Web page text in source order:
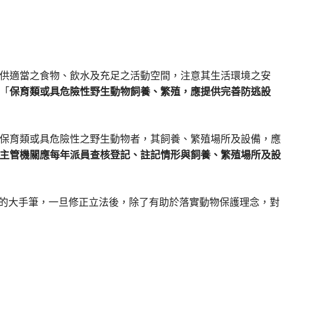
適當之食物、飲水及充足之活動空間，注意其生活環境之安
保育類或具危險性野生動物飼養、繁殖，應提供完善防逃設
育類或具危險性之野生動物者，其飼養、繁殖場所及設備，應
管機關應每年派員查核登記、註記情形與飼養、繁殖場所及設
大手筆，一旦修正立法後，除了有助於落實動物保護理念，對